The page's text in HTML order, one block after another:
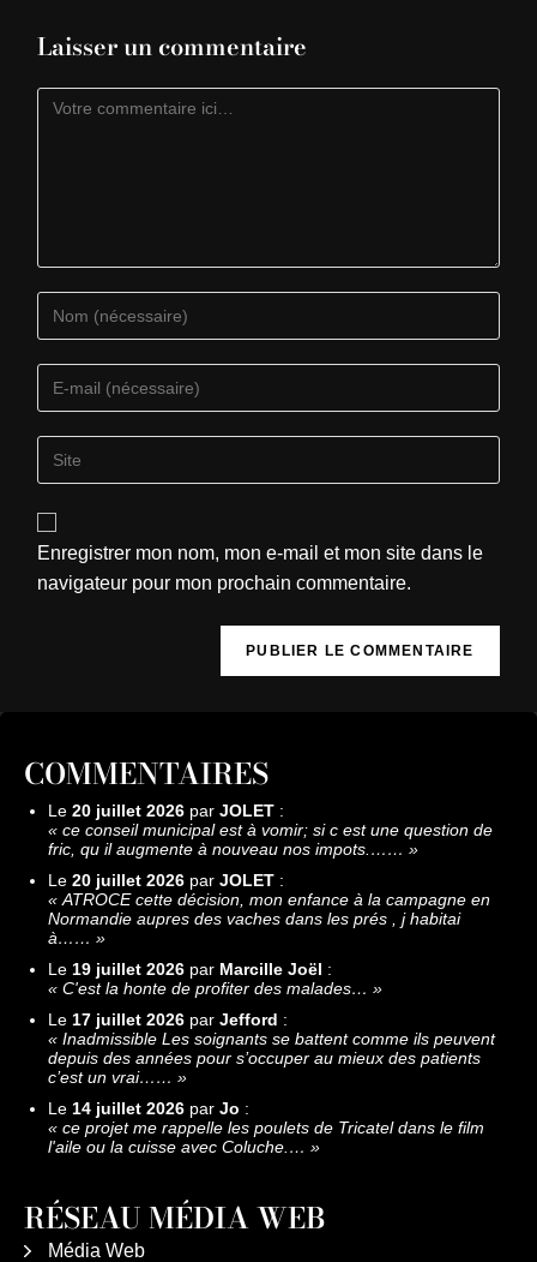
Laisser un commentaire
Enregistrer mon nom, mon e-mail et mon site dans le
navigateur pour mon prochain commentaire.
COMMENTAIRES
Le 20 juillet 2026 par JOLET :
« ce conseil municipal est à vomir; si c est une question de
fric, qu il augmente à nouveau nos impots.…… »
Le 20 juillet 2026 par JOLET :
« ATROCE cette décision, mon enfance à la campagne en
Normandie aupres des vaches dans les prés , j habitai
à…… »
Le 19 juillet 2026 par Marcille Joël :
« C'est la honte de profiter des malades… »
Le 17 juillet 2026 par Jefford :
« Inadmissible Les soignants se battent comme ils peuvent
depuis des années pour s’occuper au mieux des patients
c’est un vrai…… »
Le 14 juillet 2026 par Jo :
« ce projet me rappelle les poulets de Tricatel dans le film
l'aile ou la cuisse avec Coluche.… »
RÉSEAU MÉDIA WEB
Média Web